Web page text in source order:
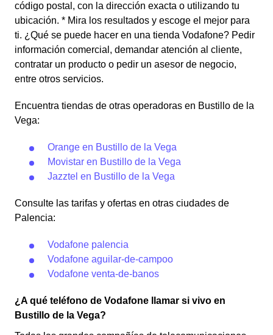
código postal, con la dirección exacta o utilizando tu
ubicación. * Mira los resultados y escoge el mejor para
ti. ¿Qué se puede hacer en una tienda Vodafone? Pedir
información comercial, demandar atención al cliente,
contratar un producto o pedir un asesor de negocio,
entre otros servicios.
Encuentra tiendas de otras operadoras en Bustillo de la
Vega:
Orange en Bustillo de la Vega
Movistar en Bustillo de la Vega
Jazztel en Bustillo de la Vega
Consulte las tarifas y ofertas en otras ciudades de
Palencia:
Vodafone palencia
Vodafone aguilar-de-campoo
Vodafone venta-de-banos
¿A qué teléfono de Vodafone llamar si vivo en
Bustillo de la Vega?